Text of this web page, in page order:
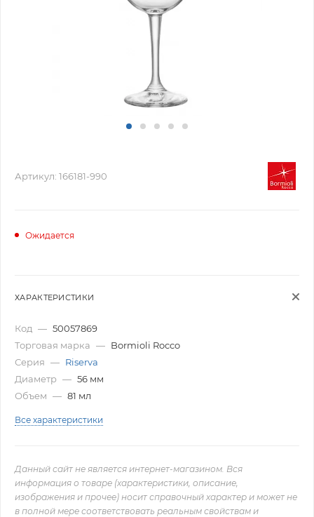
Артикул: 166181-990
Ожидается
ХАРАКТЕРИСТИКИ
Код — 50057869
Торговая марка — Bormioli Rocco
Серия — Riserva
Диаметр — 56 мм
Объем — 81 мл
Все характеристики
Данный сайт не является интернет-магазином. Вся
информация о товаре (характеристики, описание,
изображения и прочее) носит справочный характер и может не
в полной мере соответствовать реальным свойствам и